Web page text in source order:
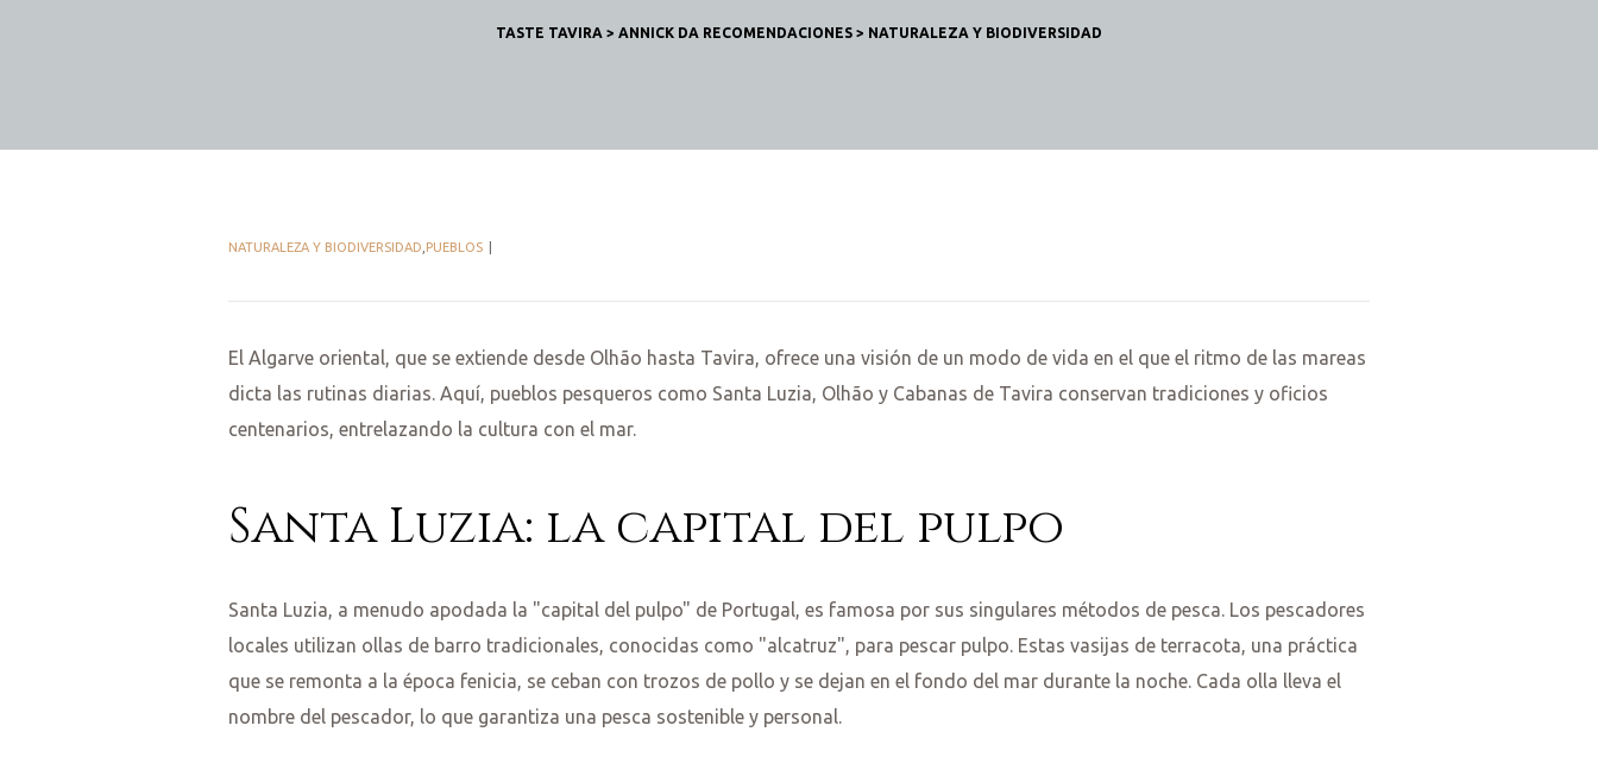
TASTE TAVIRA > ANNICK DA RECOMENDACIONES > NATURALEZA Y BIODIVERSIDAD
NATURALEZA Y BIODIVERSIDAD PUEBLOS
El Algarve oriental, que se extiende desde Olhão hasta Tavira, ofrece una visión de un modo de vida en el que el ritmo de las mareas
dicta las rutinas diarias. Aquí, pueblos pesqueros como Santa Luzia, Olhão y Cabanas de Tavira conservan tradiciones y oficios
centenarios, entrelazando la cultura con el mar.
Santa Luzia: la capital del pulpo
Santa Luzia, a menudo apodada la "capital del pulpo" de Portugal, es famosa por sus singulares métodos de pesca. Los pescadores
locales utilizan ollas de barro tradicionales, conocidas como "alcatruz", para pescar pulpo. Estas vasijas de terracota, una práctica
que se remonta a la época fenicia, se ceban con trozos de pollo y se dejan en el fondo del mar durante la noche. Cada olla lleva el
nombre del pescador, lo que garantiza una pesca sostenible y personal.